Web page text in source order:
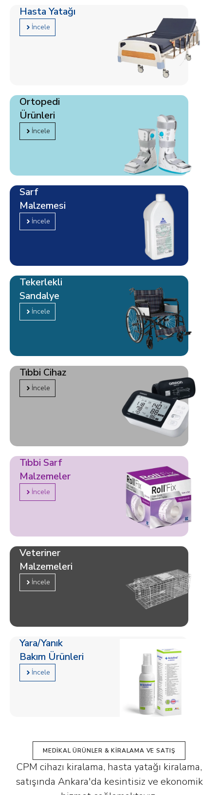
Hasta Yatağı
İncele
Ortopedi
Ürünleri
İncele
Sarf
Malzemesi
İncele
Tekerlekli
Sandalye
İncele
Tıbbi Cihaz
İncele
Tıbbi Sarf
Malzemeler
İncele
Veteriner
Malzemeleri
İncele
Yara/Yanık
Bakım Ürünleri
İncele
MEDIKAL ÜRÜNLER & KIRALAMA VE SATIŞ
CPM cihazı kiralama, hasta yatağı kiralama,
satışında Ankara'da kesintisiz ve ekonomik